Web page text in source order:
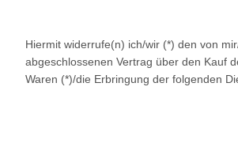
Hiermit widerrufe(n) ich/wir (*) den von
abgeschlossenen Vertrag über den Kauf
Waren (*)/die Erbringung der folgenden